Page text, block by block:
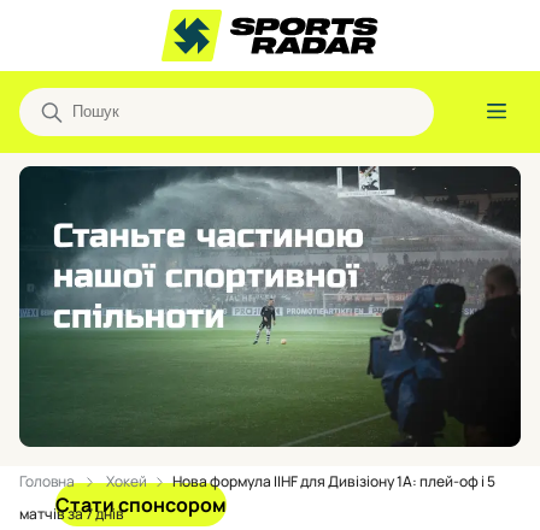
Стати спонсором
Головна Хокей
Нова формула IIHF для Дивізіону 1А: плей-оф і 5
матчів за 7 днів